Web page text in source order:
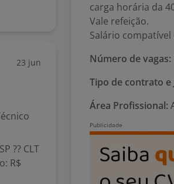
23 jun
?? CLT
R$
carga horária da
Vale refeição.
Salário
Número de vagas:
Tipo de contrato e
Área Profissional: